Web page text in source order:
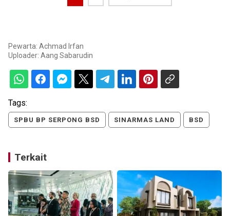
Pewarta: Achmad Irfan
Uploader: Aang Sabarudin
Tags:
SPBU BP SERPONG BSD SINARMAS LAND BSD
Terkait